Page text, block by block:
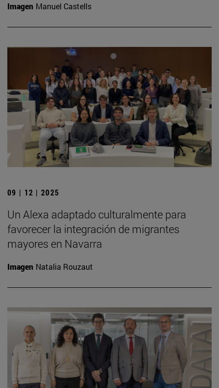
Imagen Manuel Castells
09 | 12 | 2025
Un Alexa adaptado culturalmente para
favorecer la integración de migrantes
mayores en Navarra
Imagen Natalia Rouzaut